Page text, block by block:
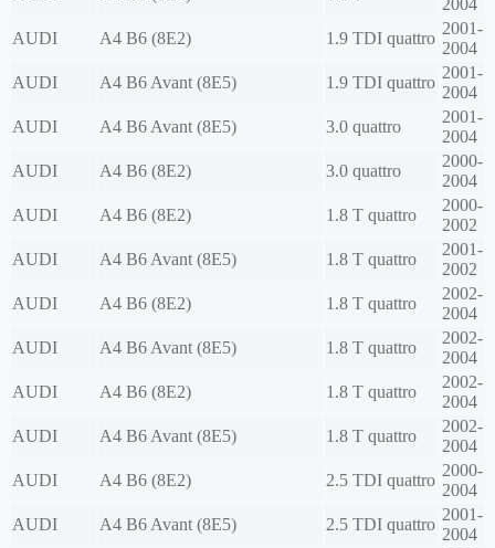
2004
AUDI
A4 B6 (8E2) 1.9 TDI quattro
2001-
2004
AUDI
A4 B6 Avant (8E5) 1.9 TDI quattro
2001-
2004
AUDI
A4 B6 Avant (8E5) 3.0 quattro
2001-
2004
AUDI
A4 B6 (8E2) 3.0 quattro
2000-
2004
AUDI
A4 B6 (8E2) 1.8 T quattro
2000-
2002
AUDI
A4 B6 Avant (8E5) 1.8 T quattro
2001-
2002
AUDI
A4 B6 (8E2) 1.8 T quattro
2002-
2004
AUDI
A4 B6 Avant (8E5) 1.8 T quattro
2002-
2004
AUDI
A4 B6 (8E2) 1.8 T quattro
2002-
2004
AUDI
A4 B6 Avant (8E5) 1.8 T quattro
2002-
2004
AUDI
A4 B6 (8E2) 2.5 TDI quattro
2000-
2004
AUDI
A4 B6 Avant (8E5) 2.5 TDI quattro
2001-
2004